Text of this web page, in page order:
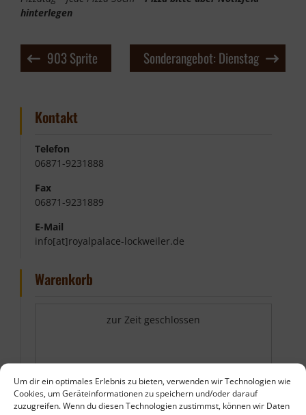
Um dir ein optimales Erlebnis zu bieten, verwenden wir Technologien wie
Cookies, um Geräteinformationen zu speichern und/oder darauf
zuzugreifen. Wenn du diesen Technologien zustimmst, können wir Daten
hinterlegen
Beitragsnavigation
903 Sprite Sonderangebot: Dienstag
Kontakt
Telefon
06871-9231888
Fax
06871-9231889
E-Mail
info[at]royalpalace-lockweiler.de
Warenkorb
zur Zeit geschlossen